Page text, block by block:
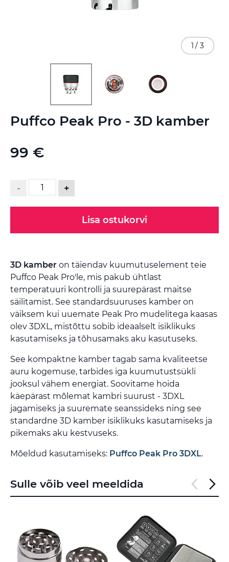
Puffco Peak Pro - 3D kamber
99 €
- +
Lisa ostukorvi
3D kamber on täiendav kuumutuselement teie
Puffco Peak Pro'le, mis pakub ühtlast
temperatuuri kontrolli ja suurepärast maitse
säilitamist. See standardsuuruses kamber on
väiksem kui uuemate Peak Pro mudelitega kaasas
olev 3DXL, mistõttu sobib ideaalselt isiklikuks
kasutamiseks ja tõhusamaks aku kasutuseks.
See kompaktne kamber tagab sama kvaliteetse
auru kogemuse, tarbides iga kuumutustsükli
jooksul vähem energiat. Soovitame hoida
käepärast mõlemat kambri suurust - 3DXL
jagamiseks ja suuremate seanssideks ning see
standardne 3D kamber isiklikuks kasutamiseks ja
pikemaks aku kestvuseks.
Mõeldud kasutamiseks: Puffco Peak Pro 3DXL.
1 / 3
to
of
gallery
Sulle võib veel meeldida